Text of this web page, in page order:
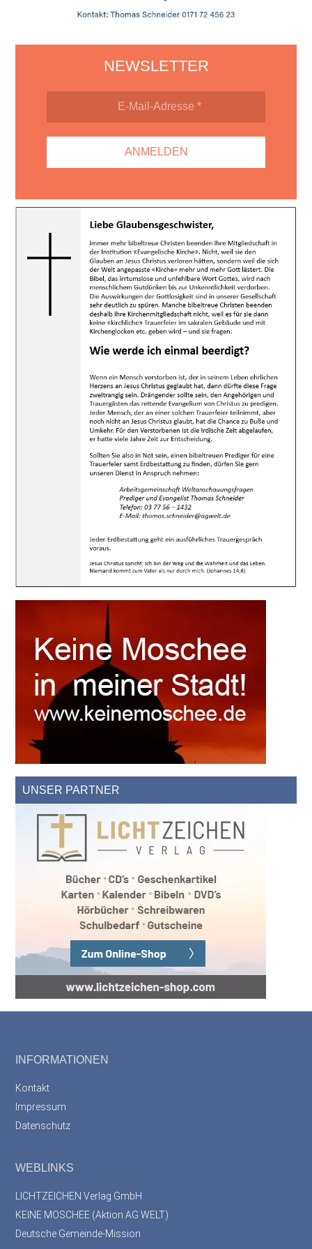
NEWSLETTER
UNSER PARTNER
Footer
INFORMATIONEN
Kontakt
Impressum
Datenschutz
WEBLINKS
LICHTZEICHEN Verlag GmbH
KEINE MOSCHEE (Aktion AG WELT)
Deutsche Gemeinde-Mission